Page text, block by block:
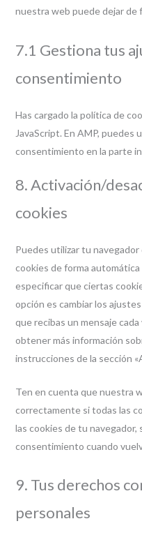
nuestra web puede dejar
7.1 Gestiona tus
consentimiento
Has cargado la política de
JavaScript. En AMP,
consentimiento en la parte
8. Activación/
cookies
Puedes utilizar tu
cookies de forma
especificar que ciertas
opción es cambiar los
que recibas un mensaje
obtener más información
instrucciones de la sección
Ten en cuenta que nuestra
correctamente si todas las
las cookies de tu
consentimiento cuando
9. Tus derechos
personales